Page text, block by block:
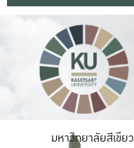
มหาวิทยาลัยสีเขียว